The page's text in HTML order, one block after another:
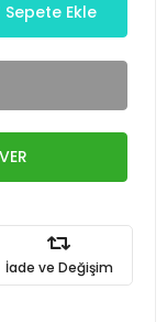
Sepete Ekle
İade ve Değişim